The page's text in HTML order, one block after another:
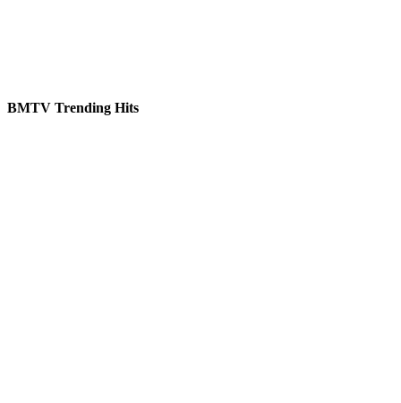
BMTV Trending Hits